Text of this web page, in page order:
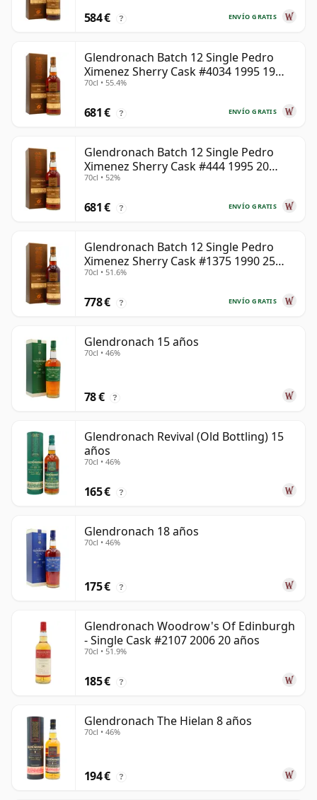
ENVÍO GRATIS
584 € ?
Glendronach Batch 12 Single Pedro
Ximenez Sherry Cask #4034 1995 19
años
70cl • 55.4%
ENVÍO GRATIS
681 € ?
Glendronach Batch 12 Single Pedro
Ximenez Sherry Cask #444 1995 20
años
70cl • 52%
ENVÍO GRATIS
681 € ?
Glendronach Batch 12 Single Pedro
Ximenez Sherry Cask #1375 1990 25
años
70cl • 51.6%
ENVÍO GRATIS
778 € ?
Glendronach 15 años
70cl • 46%
78 € ?
Glendronach Revival (Old Bottling) 15
años
70cl • 46%
165 € ?
Glendronach 18 años
70cl • 46%
175 € ?
Glendronach Woodrow's Of Edinburgh
- Single Cask #2107 2006 20 años
70cl • 51.9%
185 € ?
Glendronach The Hielan 8 años
70cl • 46%
194 € ?